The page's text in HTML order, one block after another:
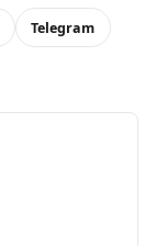
Telegram